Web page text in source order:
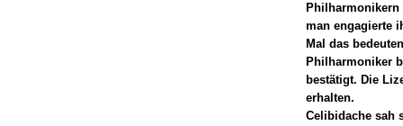
Philharmonikern
man engagierte
Mal das
Philharmoniker
bestätigt. Die
erhalten.
Celibidache sah